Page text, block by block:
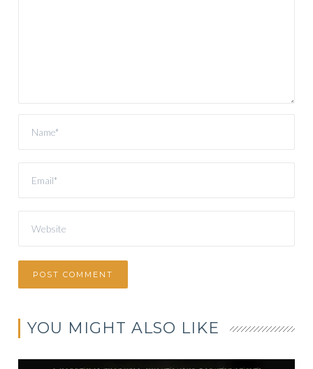
YOU MIGHT ALSO LIKE